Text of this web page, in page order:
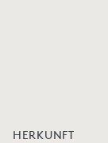
HERKUNFT